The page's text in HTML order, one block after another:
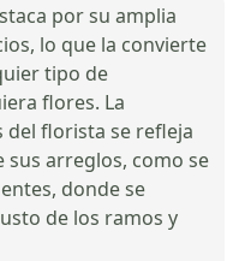
por su amplia
lo que la convierte
tipo de
flores. La
del florista se refleja
sus arreglos, como se
donde se
de los ramos y